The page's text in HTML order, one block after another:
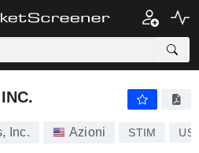
Inc. Azioni STIM